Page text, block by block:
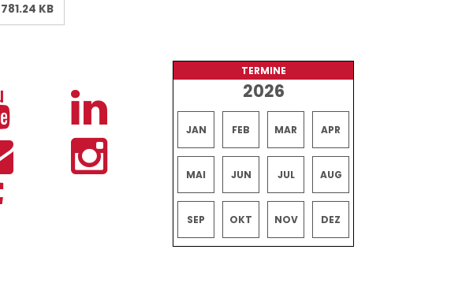
781.24 KB
TERMINE
2026
JAN FEB MAR APR
MAI JUN JUL AUG
SEP OKT NOV DEZ